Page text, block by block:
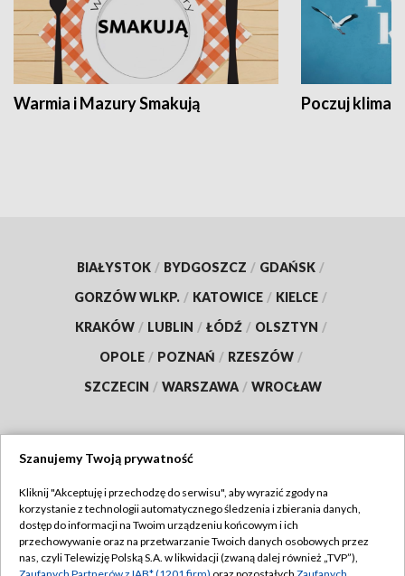
Warmia i Mazury Smakują Poczuj klimat
BIAŁYSTOK / BYDGOSZCZ / GDAŃSK /
GORZÓW WLKP. / KATOWICE / KIELCE /
KRAKÓW / LUBLIN / ŁÓDŹ / OLSZTYN /
OPOLE / POZNAŃ / RZESZÓW /
SZCZECIN / WARSZAWA / WROCŁAW
TVP
Abonament TVP
Emisja w TVP
Regulamin TVP
Szanujemy Twoją prywatność
Kliknij "Akceptuję i przechodzę do serwisu", aby wyrazić zgody na
korzystanie z technologii automatycznego śledzenia i zbierania danych,
dostęp do informacji na Twoim urządzeniu końcowym i ich
przechowywanie oraz na przetwarzanie Twoich danych osobowych przez
nas, czyli Telewizję Polską S.A. w likwidacji (zwaną dalej również „TVP”),